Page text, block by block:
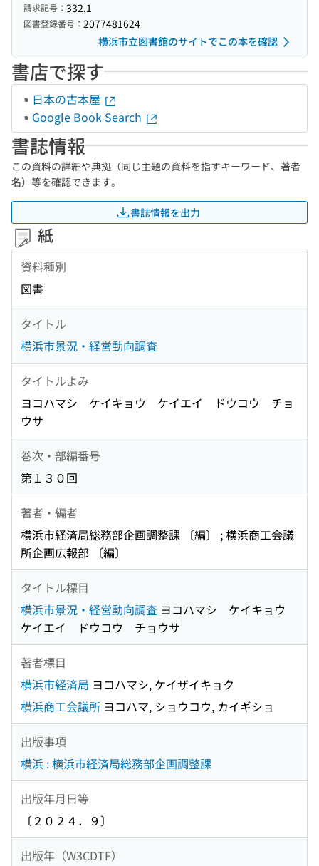
請求記号： 332.1
図書登録番号： 2077481624
横浜市立図書館のサイトでこの本を確認
書店で探す
日本の古本屋
Google Book Search
書誌情報
この資料の詳細や典拠（同じ主題の資料を指すキーワード、著者
名）等を確認できます。
書誌情報を出力
紙
資料種別
図書
タイトル
横浜市景況・経営動向調査
タイトルよみ
ヨコハマシ ケイキョウ ケイエイ ドウコウ チョ
ウサ
巻次・部編番号
第１３０回
著者・編者
横浜市経済局総務部企画調整課 〔編〕 ; 横浜商工会議
所企画広報部 〔編〕
タイトル標目
横浜市景況・経営動向調査 ヨコハマシ ケイキョウ
ケイエイ ドウコウ チョウサ
著者標目
横浜市経済局 ヨコハマシ, ケイザイキョク
横浜商工会議所 ヨコハマ, ショウコウ, カイギショ
出版事項
横浜 : 横浜市経済局総務部企画調整課
出版年月日等
〔２０２４．９〕
出版年（W3CDTF）